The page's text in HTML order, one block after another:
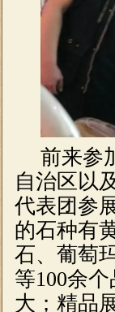
前来参
自治区以
代表团参
的石种有
石、葡萄
等100余个
大；精品